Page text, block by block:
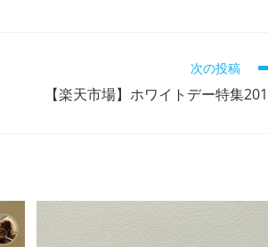
次の投稿
【楽天市場】ホワイトデー特集